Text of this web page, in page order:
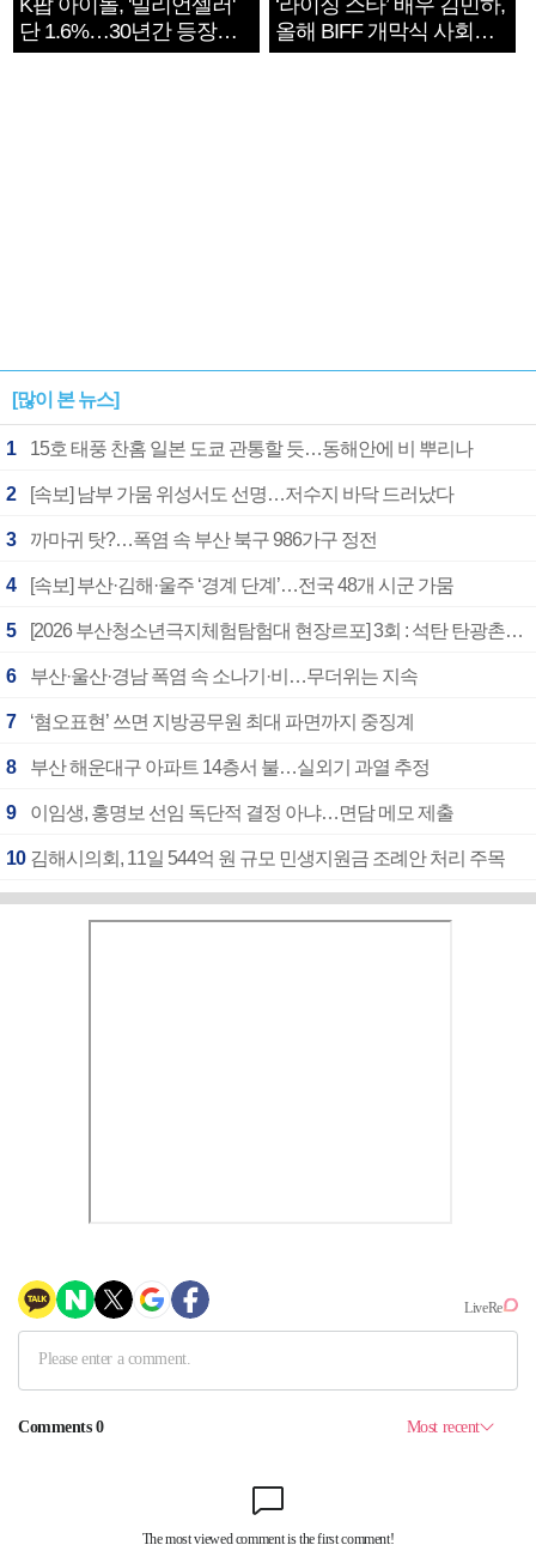
K팝 아이돌, '밀리언셀러'
단 1.6%…30년간 등장
1182개팀 전수조사
‘라이징 스타’ 배우 김민하,
올해 BIFF 개막식 사회자
확정
[많이 본 뉴스]
1 15호 태풍 찬홈 일본 도쿄 관통할 듯…동해안에 비 뿌리나
2 [속보] 남부 가뭄 위성서도 선명…저수지 바닥 드러났다
3 까마귀 탓?…폭염 속 부산 북구 986가구 정전
4 [속보] 부산·김해·울주 ‘경계 단계’…전국 48개 시군 가뭄
5 [2026 부산청소년극지체험탐험대 현장르포] 3회 : 석탄 탄광촌에서 북극 연구의 중심지로
6 부산·울산·경남 폭염 속 소나기·비…무더위는 지속
7 ‘혐오표현’ 쓰면 지방공무원 최대 파면까지 중징계
8 부산 해운대구 아파트 14층서 불…실외기 과열 추정
9 이임생, 홍명보 선임 독단적 결정 아냐…면담 메모 제출
10 김해시의회, 11일 544억 원 규모 민생지원금 조례안 처리 주목